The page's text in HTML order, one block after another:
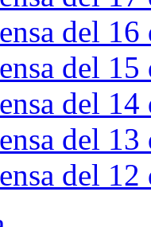
del
del
del
del
del